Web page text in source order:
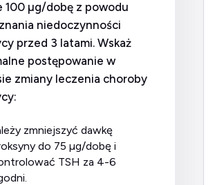
100 µg/dobę z powodu
niedoczynności
przed 3 latami. Wskaż
postępowanie w
zmiany leczenia choroby
do 75 µg/dobę i
TSH za 4-6